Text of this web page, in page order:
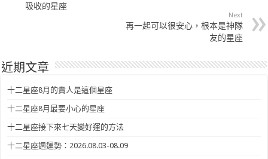
吸收的星座
Next
再一起可以很安心，根本是神隊
友的星座
近期文章
十二星座8月的貴人是這個星座
十二星座8月最要小心的星座
十二星座接下來七天變好運的方法
十二星座週運勢：2026.08.03-08.09